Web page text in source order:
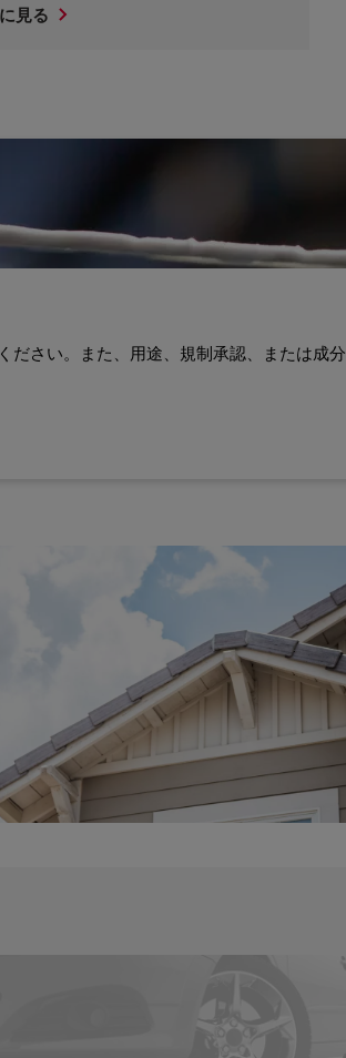
見る
さい。また、用途、規制承認、または成分